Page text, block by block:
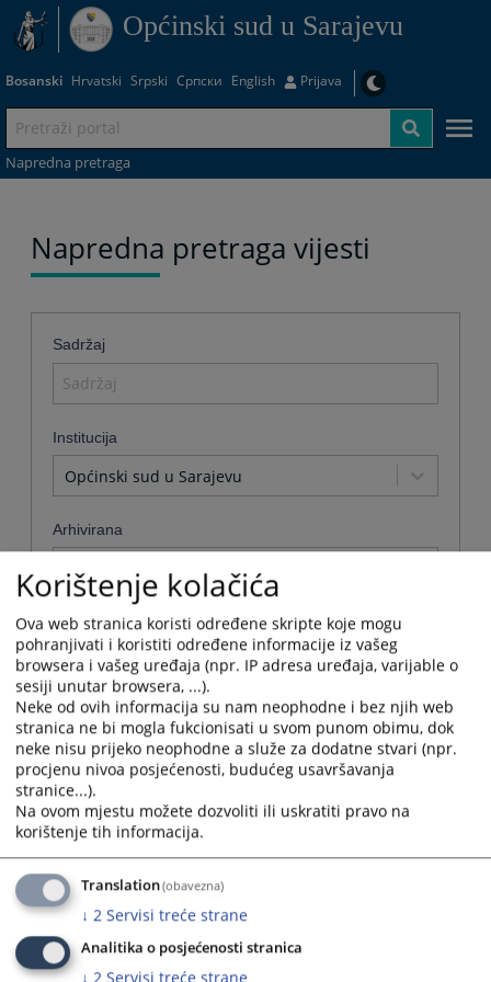
Općinski sud u Sarajevu
Bosanski Hrvatski Srpski Српски English Prijava
Napredna pretraga
Napredna pretraga vijesti
Sadržaj
Institucija
Općinski sud u Sarajevu
Arhivirana
Ne
Datum od
Navigate
forward
to
interact
with
the
calendar
and
select
a
date.
Press
the
question
Datum do
Navigate
forward
to
interact
with
the
calendar
select
a
Sortiraj po
Odaberi...
Napredne stavke
Pretraži
Korištenje kolačića
Ova web stranica koristi određene skripte koje mogu
pohranjivati i koristiti određene informacije iz vašeg
browsera i vašeg uređaja (npr. IP adresa uređaja, varijable o
sesiji unutar browsera, ...).
Neke od ovih informacija su nam neophodne i bez njih web
stranica ne bi mogla fukcionisati u svom punom obimu, dok
neke nisu prijeko neophodne a služe za dodatne stvari (npr.
procjenu nivoa posjećenosti, budućeg usavršavanja
stranice...).
Na ovom mjestu možete dozvoliti ili uskratiti pravo na
korištenje tih informacija.
Translation(obavezna)
↓ 2 Servisi treće strane
Analitika o posjećenosti stranica
↓ 2 Servisi treće strane